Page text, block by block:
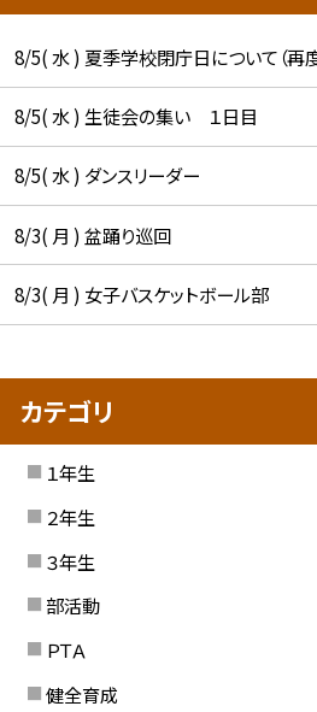
8/5( 水 ) 夏季学校閉庁日について（再
8/5( 水 ) 生徒会の集い １日目
8/5( 水 ) ダンスリーダー
8/3( 月 ) 盆踊り巡回
8/3( 月 ) 女子バスケットボール部
カテゴリ
１年生
２年生
３年生
部活動
ＰＴＡ
健全育成